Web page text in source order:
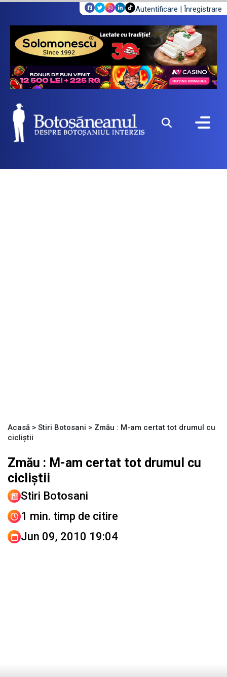
Autentificare | Înregistrare
Acasă > Stiri Botosani > Zmău : M-am certat tot drumul cu
cicliştii
Zmău : M-am certat tot drumul cu
cicliştii
Stiri Botosani
1 min. timp de citire
Jun 09, 2010 19:04